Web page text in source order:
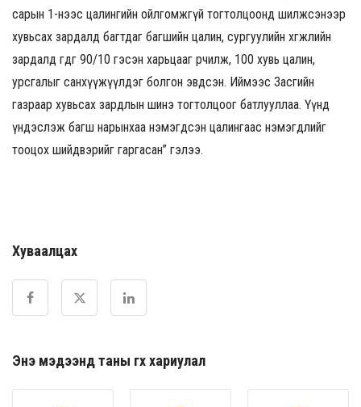
сарын 1-нээс цалингийн ойлгомжгүй тогтолцоонд шилжсэнээр
хувьсах зардалд багтдаг багшийн цалин, сургуулийн хөгжлийн
зардалд өгдөг 90/10 гэсэн харьцааг өөрчилж, 100 хувь цалин,
урсгалыг санхүүжүүлдэг болгон эвдсэн. Иймээс Засгийн
газраар хувьсах зардлын шинэ тогтолцоог батлууллаа. Үүнд
үндэслэж багш нарынхаа нэмэгдсэн цалингаас нэмэгдлийг
тооцох шийдвэрийг гаргасан” гэлээ.
Хуваалцах
Энэ мэдээнд таны өгөх хариулал